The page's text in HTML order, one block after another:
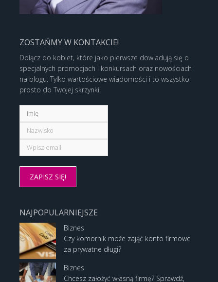
ZOSTAŃMY W KONTAKCIE!
Dołącz do kobiet, które jako pierwsze dowiadują się o
specjalnych promocjach i konkursach oraz nowościach
na blogu. Tylko wartościowe wiadomości i to wszystko
prosto do Twojej skrzynki!
NAJPOPULARNIEJSZE
Biznes
Czy komornik może zająć konto firmowe
za prywatne długi?
Biznes
Chcesz założyć własną firmę? Sprawdź,